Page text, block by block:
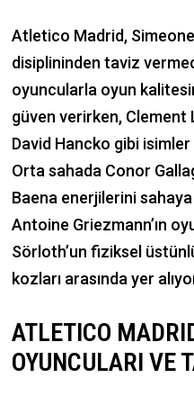
Atletico Madrid,
disiplininden taviz
oyuncularla oyun
güven verirken, Clement
David Hancko gibi
Orta sahada Conor
Baena enerjilerini
Antoine Griezmann’ın
Sörloth’un fiziksel
kozları arasında yer
ATLETICO
OYUNCULARI VE